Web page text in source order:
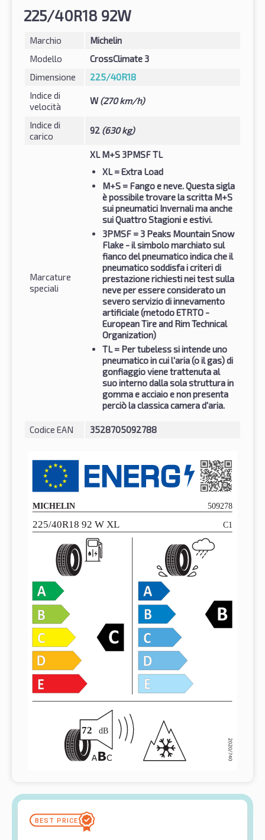
225/40R18 92W
Marchio
Michelin
Modello
CrossClimate 3
Dimensione
225/40R18
Indice di
velocità
W(270 km/h)
Indice di
carico
92 (630 kg)
Marcature
speciali
XL M+S 3PMSF TL
XL= Extra Load
M+S = Fango e neve. Questa sigla
è possibile trovare la scritta M+S
sui pneumatici Invernali ma anche
sui Quattro Stagioni e estivi.
3PMSF = 3 Peaks Mountain Snow
Flake - il simbolo marchiato sul
fianco del pneumatico indica che il
pneumatico soddisfa i criteri di
prestazione richiesti nei test sulla
neve per essere considerato un
severo servizio di innevamento
artificiale (metodo ETRTO -
European Tire and Rim Technical
Organization)
TL= Per tubeless si intende uno
pneumatico in cui l'aria (o il gas) di
gonfiaggio viene trattenuta al
suo interno dalla sola struttura in
gomma e acciaio e non presenta
perciò la classica camera d'aria.
Codice EAN 3528705092788